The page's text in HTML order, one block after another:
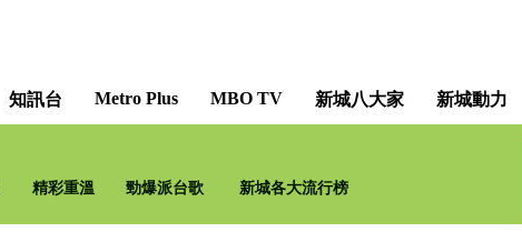
知訊台 Metro Plus MBO TV 新城八大家 新城動力
精彩重溫 勁爆派台歌 新城各大流行榜